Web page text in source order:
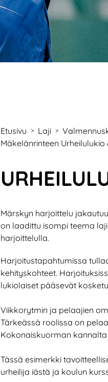
Etusivu > Laji >
Mäkelänrinteen
Märskyn harjoittelu
on laadittu isompi teema
harjoittelulla.
Harjoitustapahtumissa
kehityskohteet.
lukiolaiset pääsevät
Viikkorytmin ja pelaajien
Tärkeässä roolissa on
Kokonaiskuorman
Tässä esimerkki
urheilija iästä ja koulun